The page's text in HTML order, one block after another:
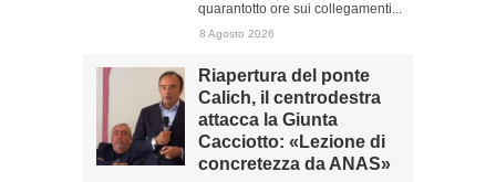
quarantotto ore sui collegamenti...
8 Agosto 2026
Riapertura del ponte
Calich, il centrodestra
attacca la Giunta
Cacciotto: «Lezione di
concretezza da ANAS»